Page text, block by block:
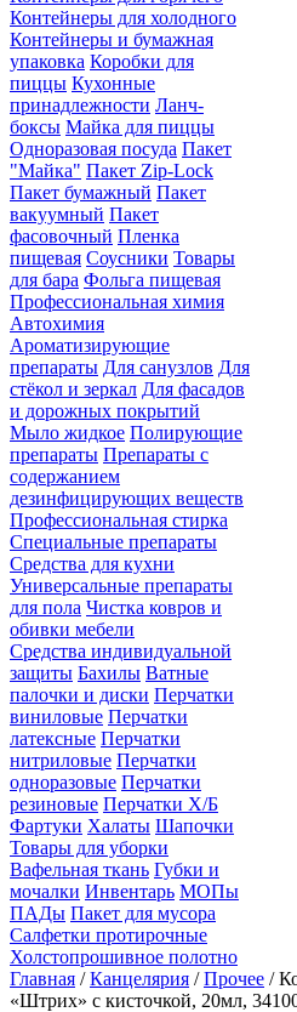
Контейнеры для холодного
Контейнеры и бумажная
упаковка Коробки для
пиццы Кухонные
принадлежности Ланч-
боксы Майка для пиццы
Одноразовая посуда Пакет
"Майка" Пакет Zip-Lock
Пакет бумажный Пакет
вакуумный Пакет
фасовочный Пленка
пищевая Соусники Товары
для бара Фольга пищевая
Профессиональная химия
Автохимия
Ароматизирующие
препараты Для санузлов Для
стёкол и зеркал Для фасадов
и дорожных покрытий
Мыло жидкое Полирующие
препараты Препараты с
содержанием
дезинфицирующих веществ
Профессиональная стирка
Специальные препараты
Средства для кухни
Универсальные препараты
для пола Чистка ковров и
обивки мебели
Средства индивидуальной
защиты Бахилы Ватные
палочки и диски Перчатки
виниловые Перчатки
латексные Перчатки
нитриловые Перчатки
одноразовые Перчатки
резиновые Перчатки Х/Б
Фартуки Халаты Шапочки
Товары для уборки
Вафельная ткань Губки и
мочалки Инвентарь МОПы
ПАДы Пакет для мусора
Салфетки протирочные
Холстопрошивное полотно
Главная /Канцелярия /Прочее /
«Штрих» с кисточкой, 20мл,